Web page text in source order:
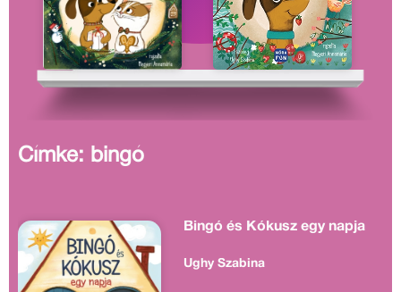
Címke: bingó
Bingó és Kókusz egy napja
Ughy Szabina